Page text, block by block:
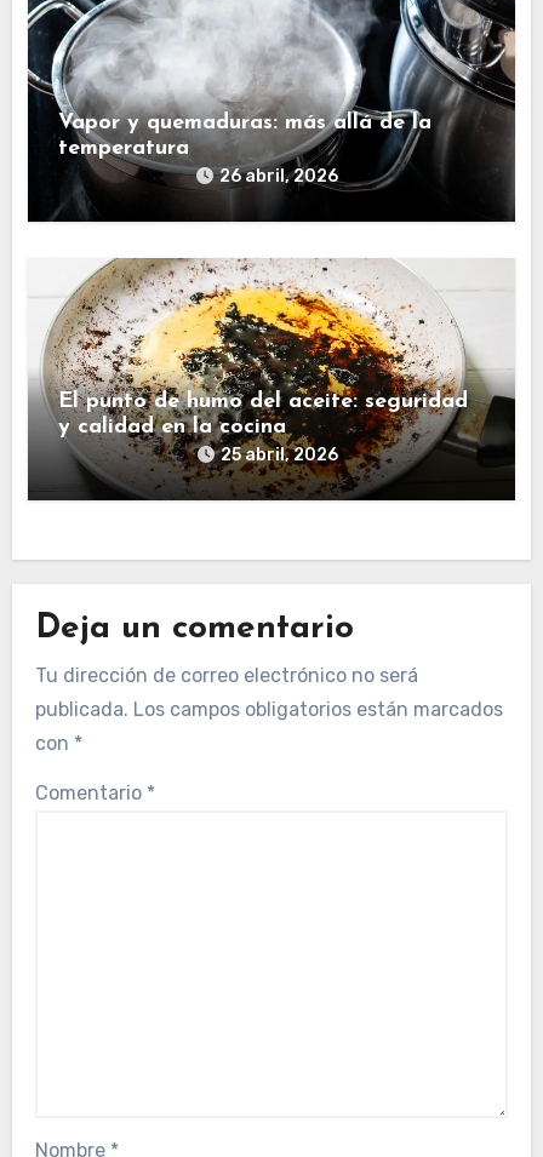
Vapor y quemaduras: más allá de la
temperatura
26 abril, 2026
El punto de humo del aceite: seguridad
y calidad en la cocina
25 abril, 2026
Deja un comentario
Tu dirección de correo electrónico no será
publicada. Los campos obligatorios están marcados
con *
Comentario *
Nombre *